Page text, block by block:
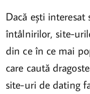
Dacă ești
întâlnirilor, site-
din ce în ce mai
care caută
site-uri de dating